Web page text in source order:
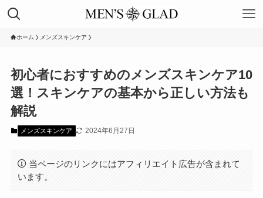
ホーム メンズスキンケア
初心者におすすめのメンズスキンケア10
選！スキンケアの基本から正しい方法も
解説
メンズスキンケア 2024年6月27日
当ページのリンクにはアフィリエイト広告が含まれて
います。